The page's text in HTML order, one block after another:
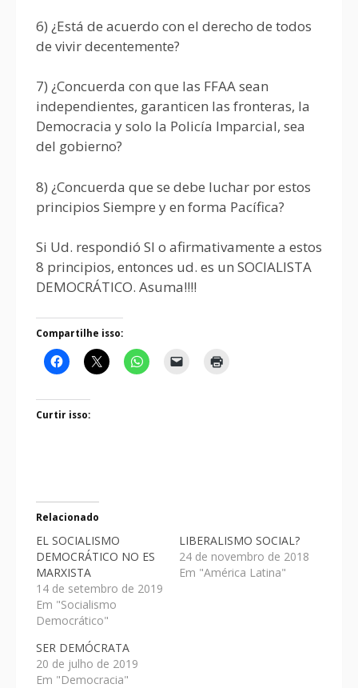
6) ¿Está de acuerdo con el derecho de todos
de vivir decentemente?
7) ¿Concuerda con que las FFAA sean
independientes, garanticen las fronteras, la
Democracia y solo la Policía Imparcial, sea
del gobierno?
8) ¿Concuerda que se debe luchar por estos
principios Siempre y en forma Pacífica?
Si Ud. respondió SI o afirmativamente a estos
8 principios, entonces ud. es un SOCIALISTA
DEMOCRÁTICO. Asuma!!!!
Compartilhe isso:
Curtir isso:
Relacionado
EL SOCIALISMO
DEMOCRÁTICO NO ES
MARXISTA
14 de setembro de 2019
Em "Socialismo
Democrático"
LIBERALISMO SOCIAL?
24 de novembro de 2018
Em "América Latina"
SER DEMÓCRATA
20 de julho de 2019
Em "Democracia"